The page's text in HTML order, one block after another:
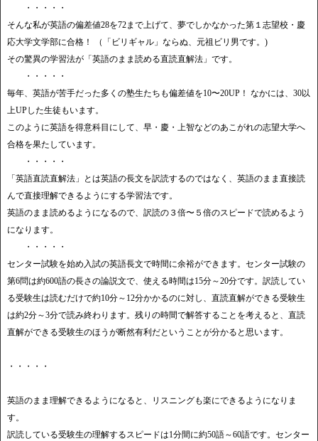
・・・・・
そんな私が英語の偏差値28を72まで上げて、夢でしかなかった第１志望校・慶
応大学文学部に合格！ （「ビリギャル」ならぬ、元祖ビリ男です。)
その驚異の学習法が「英語のまま読める直読直解法」です。
・・・・・
毎年、英語が苦手だった多くの塾生たちも偏差値を10〜20UP！ なかには、30以
上UPした生徒もいます。
このように英語を得意科目にして、早・慶・上智などのあこがれの志望大学へ
合格を果たしています。
・・・・・
「英語直読直解法」とは英語の長文を訳読するのではなく、英語のまま直接読
んで直接理解できるようにする学習法です。
英語のまま読めるようになるので、訳読の３倍〜５倍のスピードで読めるよう
になります。
・・・・・
センター試験を始め入試の英語長文で時間に余裕ができます。センター試験の
第6問は約600語の長さの論説文で、使える時間は15分～20分です。訳読してい
る受験生は読むだけで約10分～12分かかるのに対し、直読直解ができる受験生
は約2分～3分で読み終わります。残りの時間で解答することを考えると、直読
直解ができる受験生のほうが断然有利だということが分かると思います。
・・・・・
英語のまま理解できるようになると、リスニングも楽にできるようになりま
す。
訳読している受験生の理解するスピードは1分間に約50語～60語です。センター